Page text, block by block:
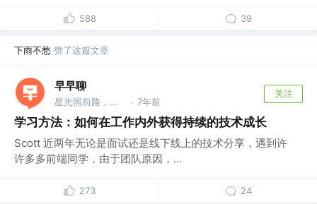
588 39
下雨不愁 赞了这篇文章
早早聊
星光照前路，菜鸟先飞 @早早聊 · 7年前
关注
学习方法：如何在工作内外获得持续的技术成长
Scott 近两年无论是面试还是线下线上的技术分享，遇到许
许多多前端同学，由于团队原因，...
273 24